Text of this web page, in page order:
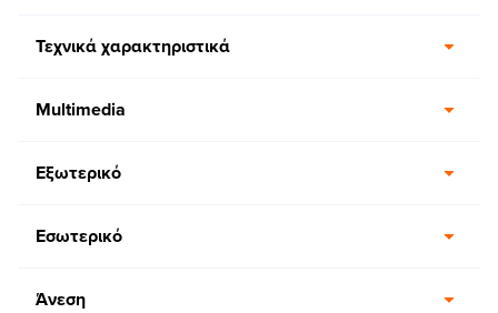
Τεχνικά χαρακτηριστικά
Multimedia
Εξωτερικό
Εσωτερικό
Άνεση